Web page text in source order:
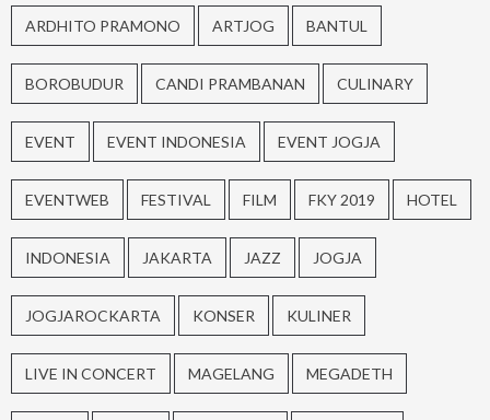
ARDHITO PRAMONO ARTJOG BANTUL
BOROBUDUR CANDI PRAMBANAN CULINARY
EVENT EVENT INDONESIA EVENT JOGJA
EVENTWEB FESTIVAL FILM FKY 2019 HOTEL
INDONESIA JAKARTA JAZZ JOGJA
JOGJAROCKARTA KONSER KULINER
LIVE IN CONCERT MAGELANG MEGADETH